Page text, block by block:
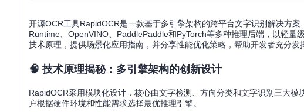
开源OCR工具RapidOCR是一款基于多引擎架构的跨平台文字识别解决方
Runtime、OpenVINO、PaddlePaddle和PyTorch等多种推理后端，以轻
技术原理，提供场景化应用指南，并分享性能优化策略，帮助开发者充分发
🧠 技术原理揭秘：多引擎架构的创新设计
RapidOCR采用模块化设计，核心由文字检测、方向分类和文字识别三大
户根据硬件环境和性能需求选择最优推理引擎。